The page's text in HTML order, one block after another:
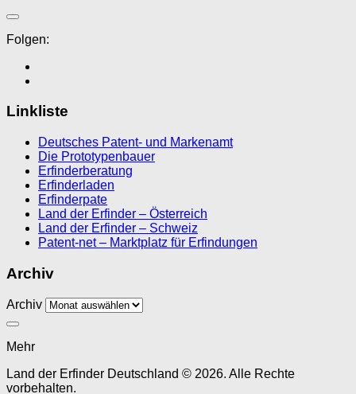
Folgen:
Linkliste
Deutsches Patent- und Markenamt
Die Prototypenbauer
Erfinderberatung
Erfinderladen
Erfinderpate
Land der Erfinder – Österreich
Land der Erfinder – Schweiz
Patent-net – Marktplatz für Erfindungen
Archiv
Archiv
Mehr
Land der Erfinder Deutschland © 2026. Alle Rechte
vorbehalten.